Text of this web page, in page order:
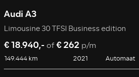
Audi A3
Limousine 30 TFSI Business edition
€ 18.940,- of€ 262 p/m
149.444 km 2021 Automaat